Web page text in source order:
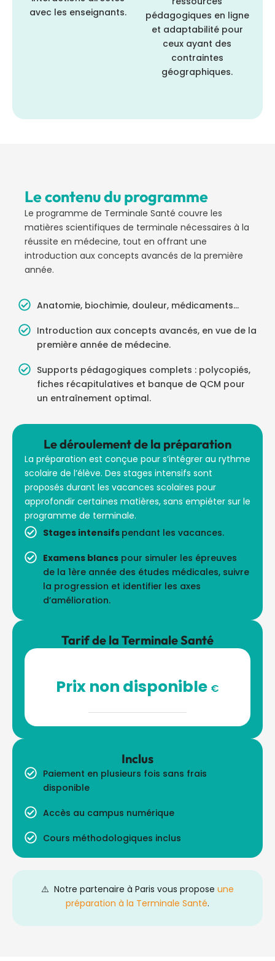
avec les enseignants.
pédagogiques en ligne
et adaptabilité pour
ceux ayant des
contraintes
géographiques.
Le contenu du programme
Le programme de Terminale Santé couvre les
matières scientifiques de terminale nécessaires à la
réussite en médecine, tout en offrant une
introduction aux concepts avancés de la première
année.
Anatomie, biochimie, douleur, médicaments…
Introduction aux concepts avancés, en vue de la
première année de médecine.
Supports pédagogiques complets : polycopiés,
fiches récapitulatives et banque de QCM pour
un entraînement optimal.
Le déroulement de la préparation
La préparation est conçue pour s’intégrer au rythme
scolaire de l’élève. Des stages intensifs sont
proposés durant les vacances scolaires pour
approfondir certaines matières, sans empiéter sur le
programme de terminale.
Stages intensifs pendant les vacances.
Examens blancs pour simuler les épreuves
de la 1ère année des études médicales, suivre
la progression et identifier les axes
d’amélioration.
Tarif de la Terminale Santé
Prix non disponible €
Inclus
Paiement en plusieurs fois sans frais
disponible
Accès au campus numérique
Cours méthodologiques inclus
⚠️ Notre partenaire à Paris vous propose une
préparation à la Terminale Santé.